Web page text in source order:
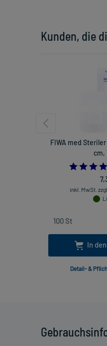
Kunden, die
FIWA med
cm,
inkl. MwSt. zzgl.
In
Detail- &